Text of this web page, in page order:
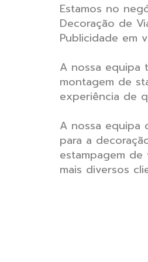
Estamos no
Decoração de
Publicidade em
A nossa equipa
montagem de
experiência de
A nossa equipa
para a
estampagem
mais diversos